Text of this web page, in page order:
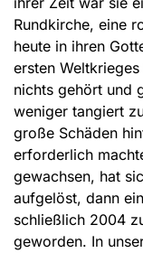
Rundkirche, eine
heute in ihren
ersten
nichts gehört und
weniger tangiert
große Schäden
erforderlich
gewachsen, hat
aufgelöst, dann
schließlich 2004
geworden. In